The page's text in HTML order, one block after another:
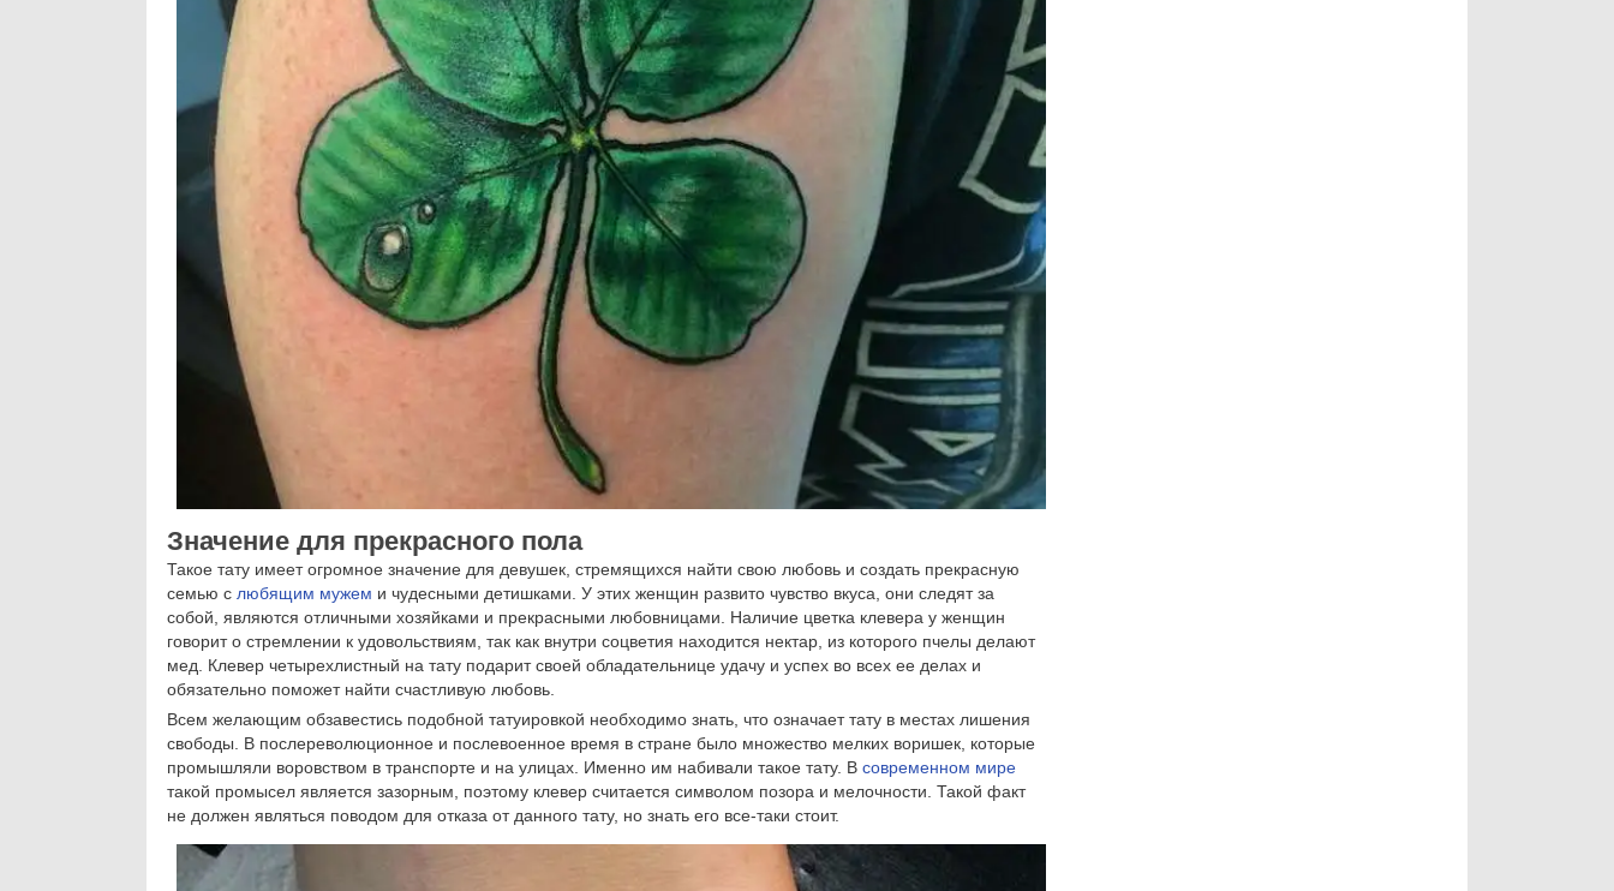
Значение для прекрасного пола
Такое тату имеет огромное значение для девушек, стремящихся найти свою любовь и создать прекрасную
семью с любящим мужем и чудесными детишками. У этих женщин развито чувство вкуса, они следят за
собой, являются отличными хозяйками и прекрасными любовницами. Наличие цветка клевера у женщин
говорит о стремлении к удовольствиям, так как внутри соцветия находится нектар, из которого пчелы делают
мед. Клевер четырехлистный на тату подарит своей обладательнице удачу и успех во всех ее делах и
обязательно поможет найти счастливую любовь.
Всем желающим обзавестись подобной татуировкой необходимо знать, что означает тату в местах лишения
свободы. В послереволюционное и послевоенное время в стране было множество мелких воришек, которые
промышляли воровством в транспорте и на улицах. Именно им набивали такое тату. В современном мире
такой промысел является зазорным, поэтому клевер считается символом позора и мелочности. Такой факт
не должен являться поводом для отказа от данного тату, но знать его все-таки стоит.